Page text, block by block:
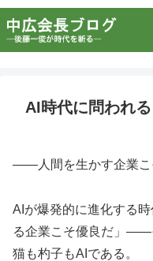
AI時代に問われる
――人間を生かす企業
AIが爆発的に進化する
る企業こそ優良だ」——
猫も杓子もAIである。